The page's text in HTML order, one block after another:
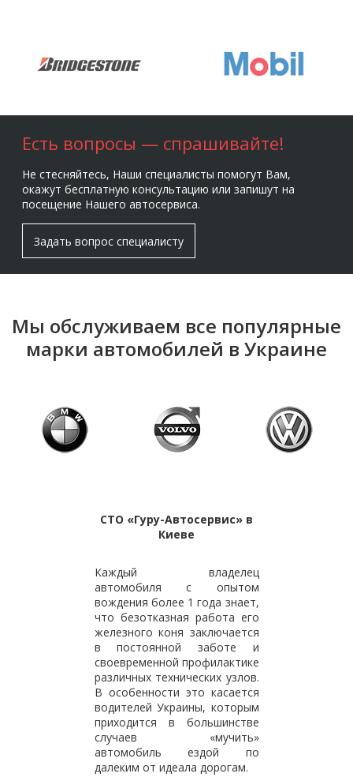
Есть вопросы — спрашивайте!
Не стесняйтесь, Наши специалисты помогут Вам,
окажут бесплатную консультацию или запишут на
посещение Нашего автосервиса.
Задать вопрос специалисту
Мы обслуживаем все популярные
марки автомобилей в Украине
СТО «Гуру-Автосервис» в
Киеве
Каждый владелец
автомобиля с опытом
вождения более 1 года знает,
что безотказная работа его
железного коня заключается
в постоянной заботе и
своевременной профилактике
различных технических узлов.
В особенности это касается
водителей Украины, которым
приходится в большинстве
случаев «мучить»
автомобиль ездой по
далеким от идеала дорогам.